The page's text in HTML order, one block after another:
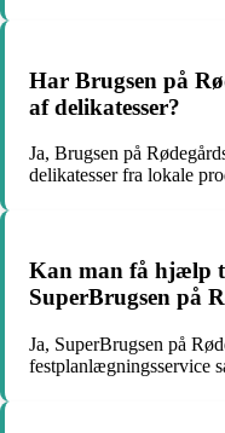
Har Brugsen på
af delikatesser?
Ja, Brugsen på
delikatesser fra lokale
Kan man få hjælp
SuperBrugsen på
Ja, SuperBrugsen på
festplanlægningsservice